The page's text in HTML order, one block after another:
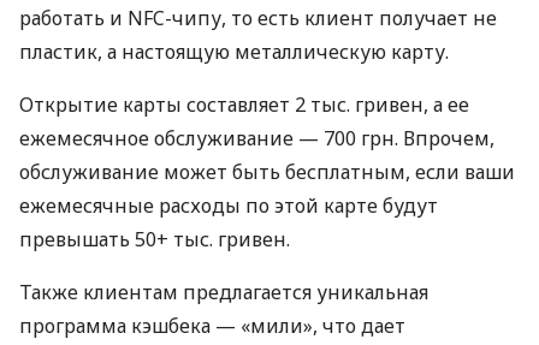
работать и NFC-чипу, то есть клиент получает не
пластик, а настоящую металлическую карту.
Открытие карты составляет 2 тыс. гривен, а ее
ежемесячное обслуживание — 700 грн. Впрочем,
обслуживание может быть бесплатным, если ваши
ежемесячные расходы по этой карте будут
превышать 50+ тыс. гривен.
Также клиентам предлагается уникальная
программа кэшбека — «мили», что дает